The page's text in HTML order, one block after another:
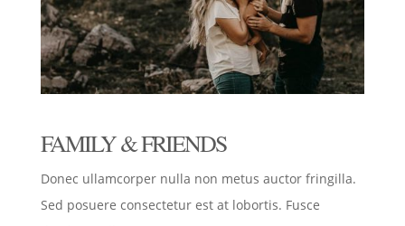
FAMILY & FRIENDS
Donec ullamcorper nulla non metus auctor fringilla.
Sed posuere consectetur est at lobortis. Fusce